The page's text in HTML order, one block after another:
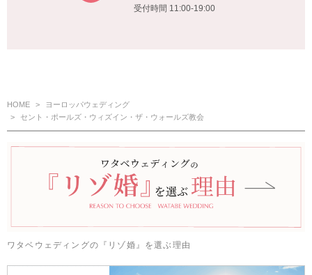
受付時間 11:00-19:00
HOME
ヨーロッパウェディング
セント・ポールズ・ウィズイン・ザ・ウォールズ教会
ワタベウェディングの『リゾ婚』を選ぶ理由